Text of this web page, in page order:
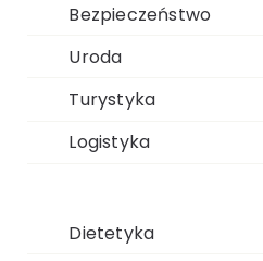
Bezpieczeństwo
Uroda
Turystyka
Logistyka
Dietetyka